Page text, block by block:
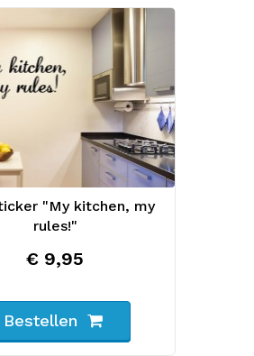
"My kitchen, my
rules!"
€ 9,95
Bestellen